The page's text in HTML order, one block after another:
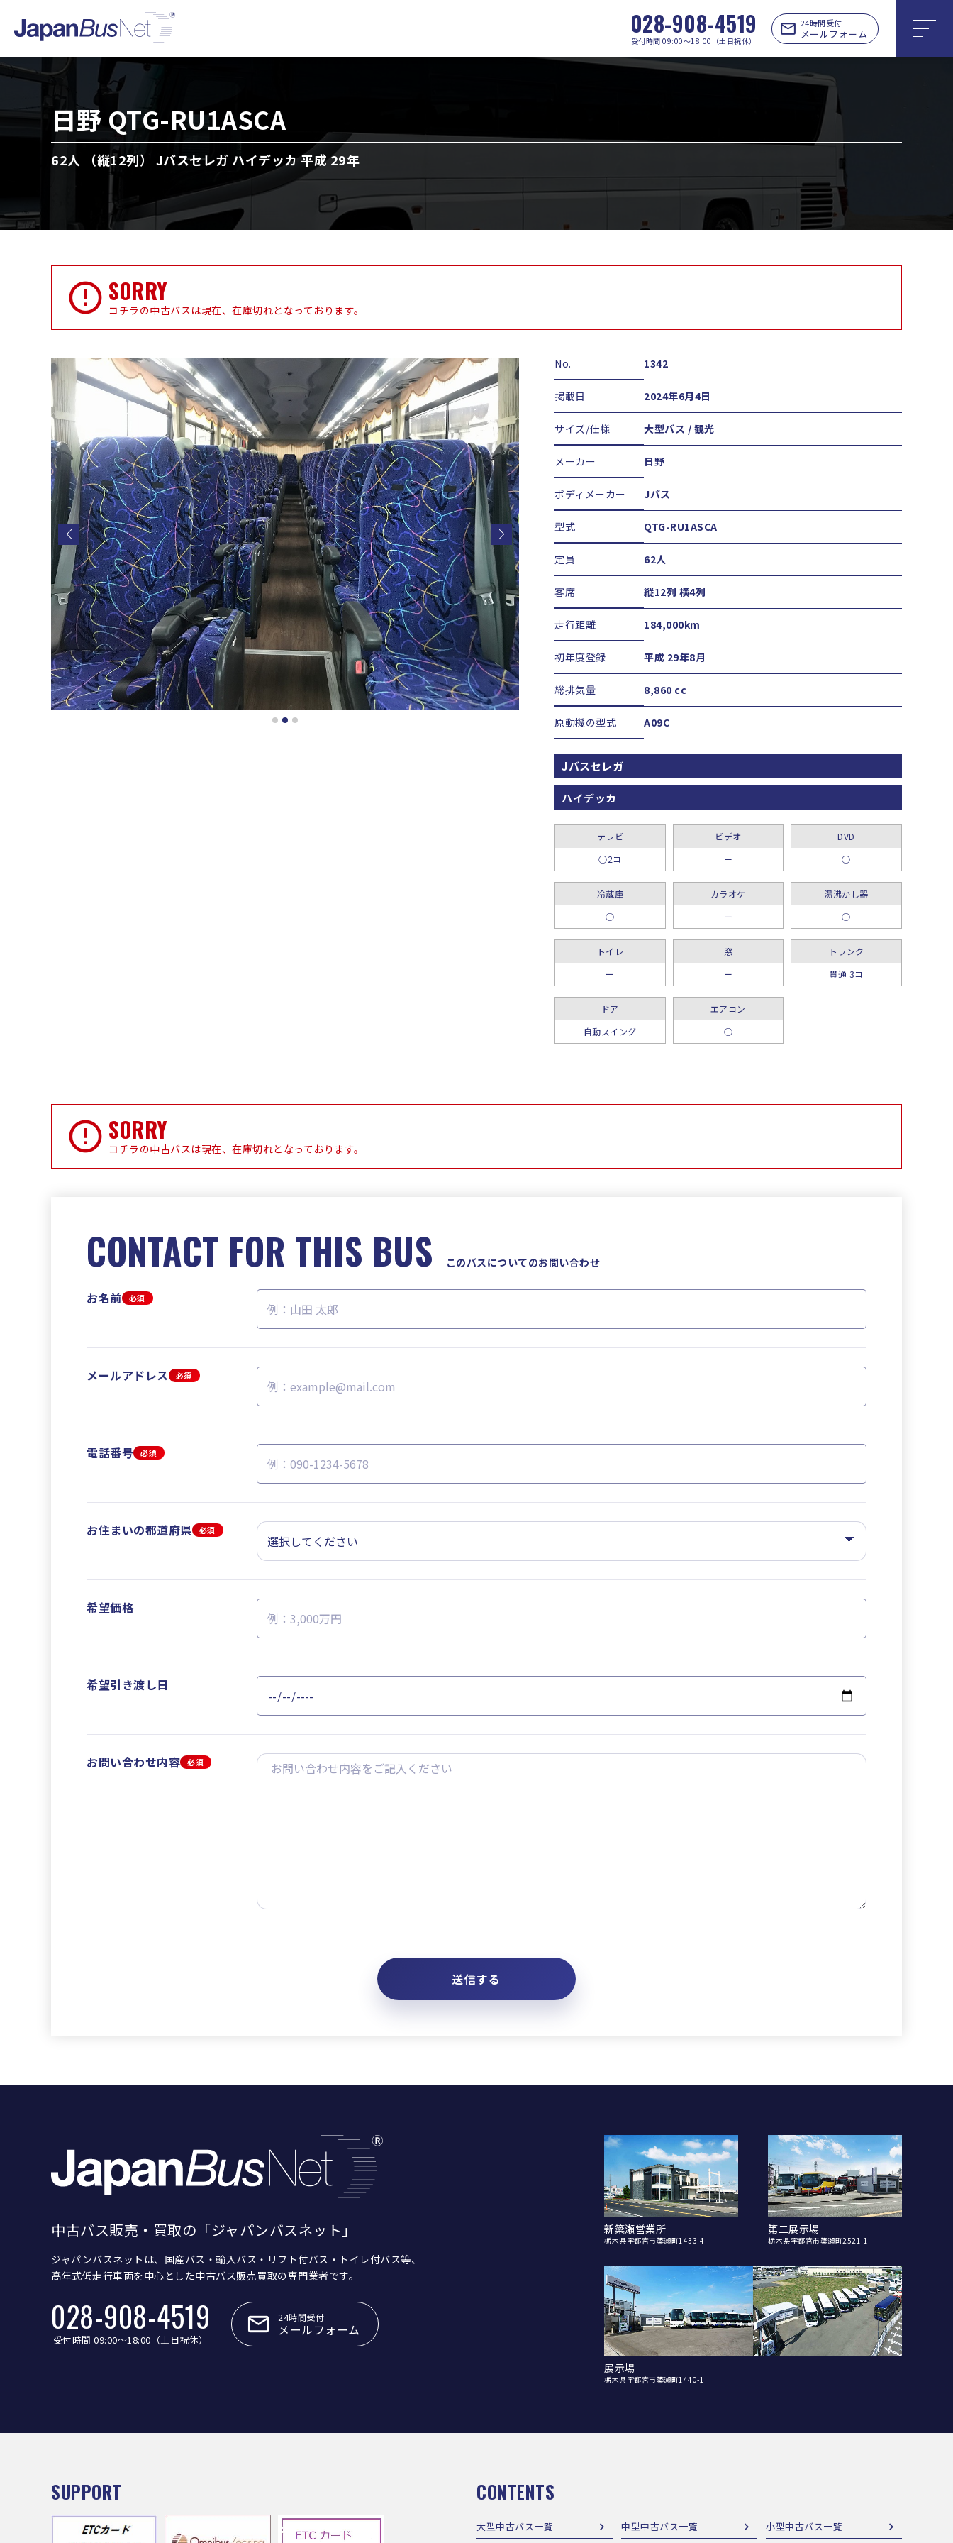
028-908-4519
受付時間 09:00〜18:00（土日祝休）
24時間受付
メールフォーム
日野 QTG-RU1ASCA
62人 （縦12列） Jバスセレガ ハイデッカ 平成 29年
SORRY
コチラの中古バスは現在、在庫切れとなっております。
No. 1342
掲載日 2024年6月4日
サイズ/仕様 大型バス / 観光
メーカー 日野
ボディメーカー Jバス
型式 QTG-RU1ASCA
定員 62人
客席 縦12列 横4列
走行距離 184,000km
初年度登録 平成 29年8月
総排気量 8,860 cc
原動機の型式 A09C
Jバスセレガ
ハイデッカ
テレビ
○2コ
ビデオ
ー
DVD
○
冷蔵庫
○
カラオケ
ー
湯沸かし器
○
トイレ
ー
窓
ー
トランク
貫通 3コ
ドア
自動スイング
エアコン
○
SORRY
コチラの中古バスは現在、在庫切れとなっております。
CONTACT FOR THIS BUS このバスについてのお問い合わせ
お名前 必須
メールアドレス 必須
電話番号 必須
お住まいの都道府県 必須
希望価格
希望引き渡し日
お問い合わせ内容 必須
中古バス販売・買取の「ジャパンバスネット」
ジャパンバスネットは、国産バス・輸入バス・リフト付バス・トイレ付バス等、
高年式低走行車両を中心とした中古バス販売買取の専門業者です。
028-908-4519
受付時間 09:00〜18:00（土日祝休）
24時間受付
メールフォーム
新簗瀬営業所
栃木県宇都宮市簗瀬町1433-4
第二展示場
栃木県宇都宮市簗瀬町2521-1
展示場
栃木県宇都宮市簗瀬町1440-1
SUPPORT CONTENTS
大型中古バス一覧 中型中古バス一覧 小型中古バス一覧